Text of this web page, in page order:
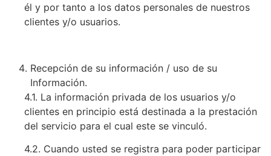
él y por tanto a los datos personales de nuestros
clientes y/o usuarios.
Recepción de su información / uso de su
Información.
4.1. La información privada de los usuarios y/o
clientes en principio está destinada a la prestación
del servicio para el cual este se vinculó.
4.2. Cuando usted se registra para poder participar